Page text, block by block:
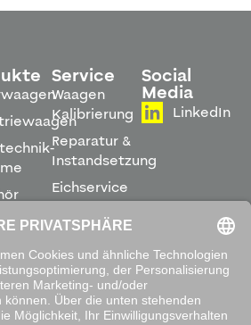
Service
Waagen
Kalibrierung
Reparatur &
Instandsetzung
Eichservice
Montage &
Inbetriebnahme
Leihwaagen
&
Mietservice
Social
Media
LinkedIn